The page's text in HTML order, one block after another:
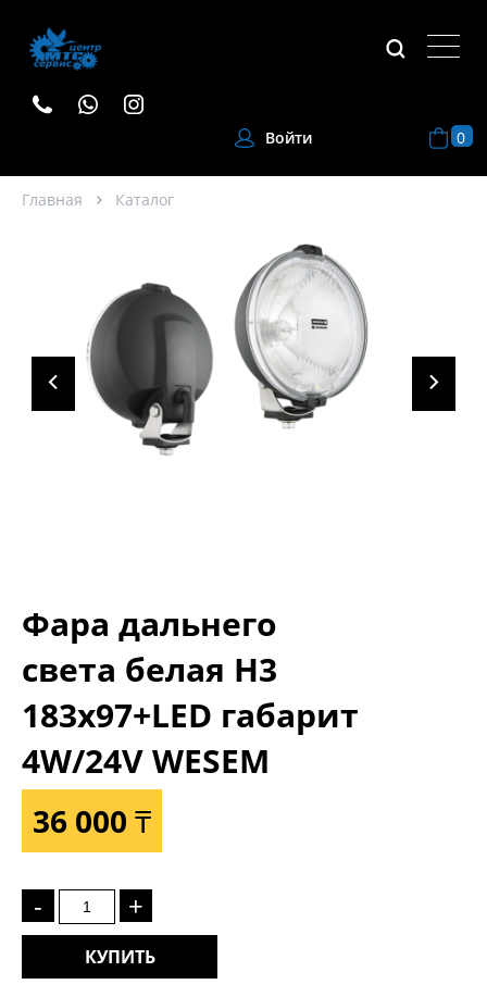
Войти 0
Главная Каталог
Фара дальнего
света белая Н3
183x97+LED габарит
4W/24V WESEM
36 000 ₸
- +
КУПИТЬ